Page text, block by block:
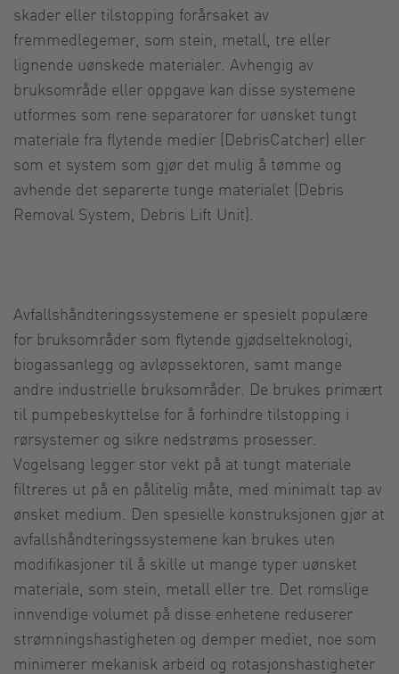
skader eller tilstopping forårsaket av
fremmedlegemer, som stein, metall, tre eller
lignende uønskede materialer. Avhengig av
bruksområde eller oppgave kan disse systemene
utformes som rene separatorer for uønsket tungt
materiale fra flytende medier (DebrisCatcher) eller
som et system som gjør det mulig å tømme og
avhende det separerte tunge materialet (Debris
Removal System, Debris Lift Unit).
Avfallshåndteringssystemene er spesielt populære
for bruksområder som flytende gjødselteknologi,
biogassanlegg og avløpssektoren, samt mange
andre industrielle bruksområder. De brukes primært
til pumpebeskyttelse for å forhindre tilstopping i
rørsystemer og sikre nedstrøms prosesser.
Vogelsang legger stor vekt på at tungt materiale
filtreres ut på en pålitelig måte, med minimalt tap av
ønsket medium. Den spesielle konstruksjonen gjør at
avfallshåndteringssystemene kan brukes uten
modifikasjoner til å skille ut mange typer uønsket
materiale, som stein, metall eller tre. Det romslige
innvendige volumet på disse enhetene reduserer
strømningshastigheten og demper mediet, noe som
minimerer mekanisk arbeid og rotasjonshastigheter